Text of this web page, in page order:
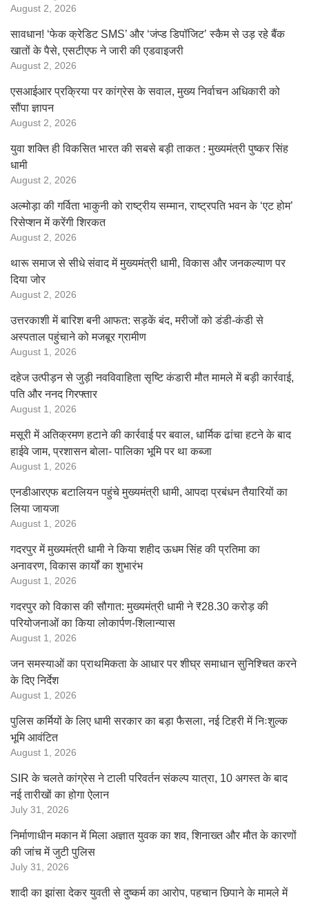
August 2, 2026
सावधान! ‘फेक क्रेडिट SMS’ और ‘जंप्ड डिपॉजिट’ स्कैम से उड़ रहे बैंक
खातों के पैसे, एसटीएफ ने जारी की एडवाइजरी
August 2, 2026
एसआईआर प्रक्रिया पर कांग्रेस के सवाल, मुख्य निर्वाचन अधिकारी को
सौंपा ज्ञापन
August 2, 2026
युवा शक्ति ही विकसित भारत की सबसे बड़ी ताकत : मुख्यमंत्री पुष्कर सिंह
धामी
August 2, 2026
अल्मोड़ा की गर्विता भाकुनी को राष्ट्रीय सम्मान, राष्ट्रपति भवन के ‘एट होम’
रिसेप्शन में करेंगी शिरकत
August 2, 2026
थारू समाज से सीधे संवाद में मुख्यमंत्री धामी, विकास और जनकल्याण पर
दिया जोर
August 2, 2026
उत्तरकाशी में बारिश बनी आफत: सड़कें बंद, मरीजों को डंडी-कंडी से
अस्पताल पहुंचाने को मजबूर ग्रामीण
August 1, 2026
दहेज उत्पीड़न से जुड़ी नवविवाहिता सृष्टि कंडारी मौत मामले में बड़ी कार्रवाई,
पति और ननद गिरफ्तार
August 1, 2026
मसूरी में अतिक्रमण हटाने की कार्रवाई पर बवाल, धार्मिक ढांचा हटने के बाद
हाईवे जाम, प्रशासन बोला- पालिका भूमि पर था कब्जा
August 1, 2026
एनडीआरएफ बटालियन पहुंचे मुख्यमंत्री धामी, आपदा प्रबंधन तैयारियों का
लिया जायजा
August 1, 2026
गदरपुर में मुख्यमंत्री धामी ने किया शहीद ऊधम सिंह की प्रतिमा का
अनावरण, विकास कार्यों का शुभारंभ
August 1, 2026
गदरपुर को विकास की सौगात: मुख्यमंत्री धामी ने ₹28.30 करोड़ की
परियोजनाओं का किया लोकार्पण-शिलान्यास
August 1, 2026
जन समस्याओं का प्राथमिकता के आधार पर शीघ्र समाधान सुनिश्चित करने
के दिए निर्देश
August 1, 2026
पुलिस कर्मियों के लिए धामी सरकार का बड़ा फैसला, नई टिहरी में निःशुल्क
भूमि आवंटित
August 1, 2026
SIR के चलते कांग्रेस ने टाली परिवर्तन संकल्प यात्रा, 10 अगस्त के बाद
नई तारीखों का होगा ऐलान
July 31, 2026
निर्माणाधीन मकान में मिला अज्ञात युवक का शव, शिनाख्त और मौत के कारणों
की जांच में जुटी पुलिस
July 31, 2026
शादी का झांसा देकर युवती से दुष्कर्म का आरोप, पहचान छिपाने के मामले में